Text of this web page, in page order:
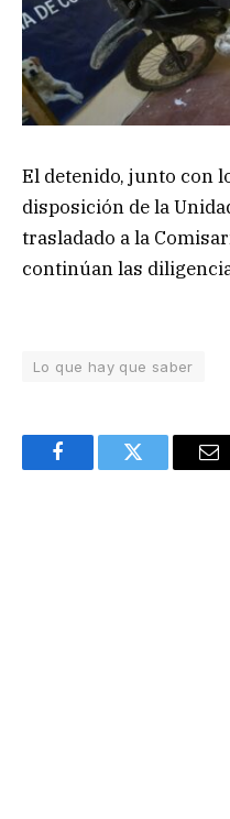
El detenido, junto con
disposición de la
trasladado a la
continúan las
Lo que hay que saber
FacebookTwitter